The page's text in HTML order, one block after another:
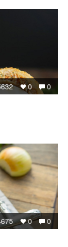
0
0
0
0